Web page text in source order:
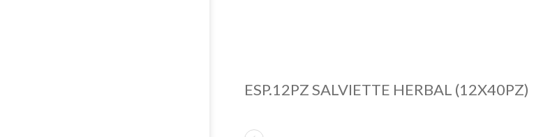
ESP.12PZ SALVIETTE HERBAL (12X40PZ)